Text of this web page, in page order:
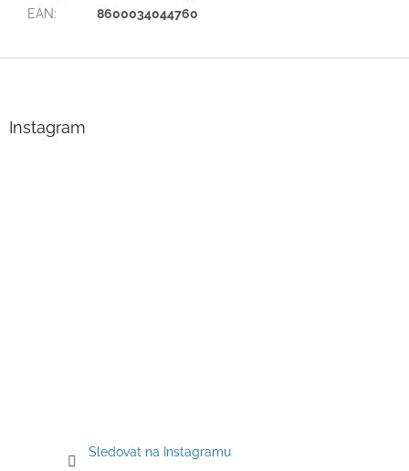
EAN: 8600034044760
Instagram
Sledovat na Instagramu